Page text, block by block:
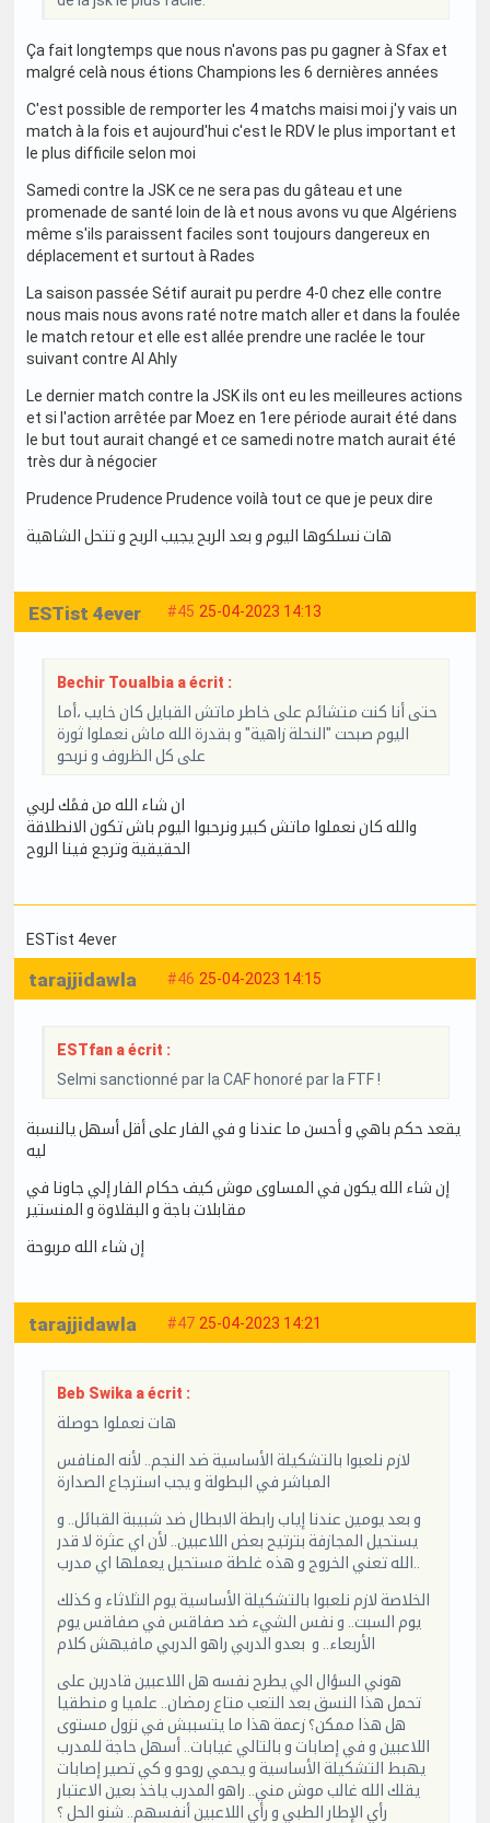
Ça fait longtemps que nous n'avons pas pu gagner à Sfax et
malgré celà nous étions Champions les 6 dernières années
C'est possible de remporter les 4 matchs maisi moi j'y vais un
match à la fois et aujourd'hui c'est le RDV le plus important et
le plus difficile selon moi
Samedi contre la JSK ce ne sera pas du gâteau et une
promenade de santé loin de là et nous avons vu que Algériens
même s'ils paraissent faciles sont toujours dangereux en
déplacement et surtout à Rades
La saison passée Sétif aurait pu perdre 4-0 chez elle contre
nous mais nous avons raté notre match aller et dans la foulée
le match retour et elle est allée prendre une raclée le tour
suivant contre Al Ahly
Le dernier match contre la JSK ils ont eu les meilleures actions
et si l'action arrêtée par Moez en 1ere période aurait été dans
le but tout aurait changé et ce samedi notre match aurait été
très dur à négocier
Prudence Prudence Prudence voilà tout ce que je peux dire
هات نسلكوها اليوم و بعد الربح يجيب الربح و تتحل الشاهية
#45 25-04-2023 14:13
ESTist 4ever
Bechir Toualbia a écrit :
حتى أنا كنت متشائم على خاطر ماتش القبايل كان خايب ،أما
اليوم صبحت "النحلة زاهية" و بقدرة الله ماش نعملوا ثورة
على كل الظروف و نربحو
ان شاء الله من فمًك لربي
والله كان نعملوا ماتش كبير ونرحبوا اليوم باش تكون الانطلاقة
الحقيقية وترجع فينا الروح
ESTist 4ever
#46 25-04-2023 14:15
tarajjidawla
ESTfan a écrit :
Selmi sanctionné par la CAF honoré par la FTF !
يقعد حكم باهي و أحسن ما عندنا و في الفار على أقل أسهل يالنسبة
ليه
إن شاء الله يكون في المساوى موش كيف حكام الفار إلي جاونا في
مقابلات باجة و البقلاوة و المنستير
إن شاء الله مربوحة
#47 25-04-2023 14:21
tarajjidawla
Beb Swika a écrit :
هات نعملوا حوصلة
لازم نلعبوا بالتشكيلة الأساسية ضد النجم.. لأنه المنافس
المباشر في البطولة و يجب استرجاع الصدارة
و بعد يومين عندنا إياب رابطة الابطال ضد شبيبة القبائل.. و
يستحيل المجازفة بترتيح بعض اللاعبين.. لأن اي عثرة لا قدر
الخلاصة لازم نلعبوا بالتشكيلة الأساسية يوم الثلاثاء و كذلك
يوم السبت.. و نفس الشيء ضد صفاقس في صفاقس يوم
الأربعاء.. و بعدو الدربي راهو الدربي مافيهش كلام
هوني السؤال الي يطرح نفسه هل اللاعبين قادرين على
تحمل هذا النسق بعد التعب متاع رمضان.. علميا و منطقيا
هل هذا ممكن؟ زعمة هذا ما يتسببش في نزول مستوى
اللاعبين و في إصابات و بالتالي غيابات.. أسهل حاجة للمدرب
يهبط التشكيلة الأساسية و يحمي روحو و كي تصير إصابات
يقلك الله غالب موش مني.. راهو المدرب ياخذ بعين الاعتبار
رأي الإطار الطبي و رأي اللاعبين أنفسهم.. شنو الحل ؟